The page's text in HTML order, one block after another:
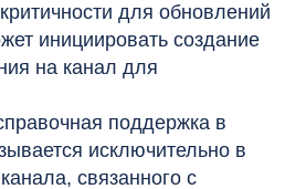
для обновлений
инициировать создание
на канал для
поддержка в
исключительно в
связанного с